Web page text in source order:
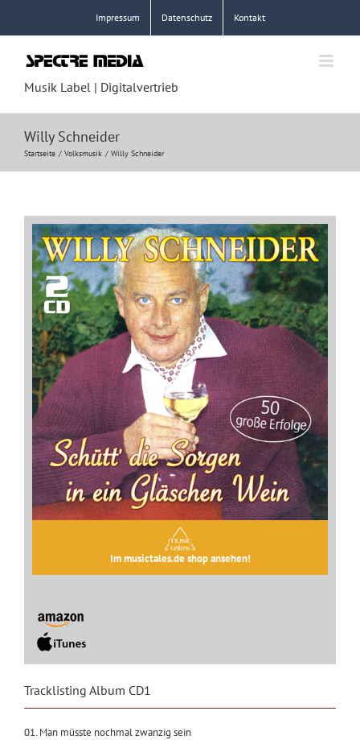
springen
Impressum Datenschutz Kontakt
Musik Label | Digitalvertrieb
Willy Schneider
Startseite Volksmusik Willy Schneider
Im musictales.de shop ansehen!
Tracklisting Album CD1
01. Man müsste nochmal zwanzig sein